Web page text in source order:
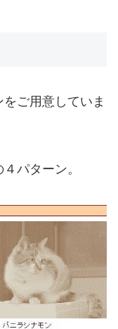
ご用意していま
パターン。